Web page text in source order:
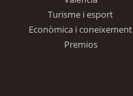
Turisme i esport
Econòmica i coneixement
Premios